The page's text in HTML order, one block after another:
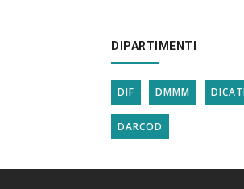
DIPARTIMENTI
DIF DMMM
DARCOD